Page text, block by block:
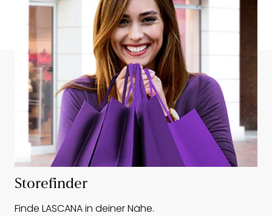
Storefinder
Finde LASCANA in deiner Nähe.